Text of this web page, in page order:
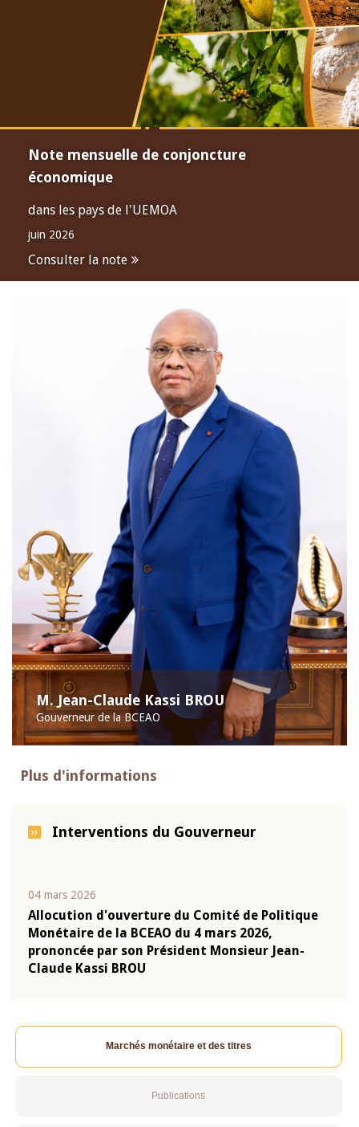
Note mensuelle de conjoncture
économique
dans les pays de l'UEMOA
juin 2026
Consulter la note
M. Jean-Claude Kassi BROU
Gouverneur de la BCEAO
Plus d'informations
Interventions du Gouverneur
04 mars 2026
Allocution d'ouverture du Comité de Politique
Monétaire de la BCEAO du 4 mars 2026,
prononcée par son Président Monsieur Jean-
Claude Kassi BROU
Marchés monétaire et des titres
Publications